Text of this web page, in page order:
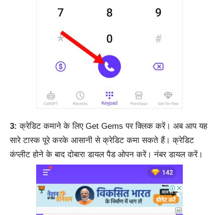
3: क्रेडिट कमाने के लिए Get Gems पर क्लिक करें। अब आप यह
सारे टास्क पूरे करके आसानी से क्रेडिट कमा सकते हैं। क्रेडिट
कंप्लीट होने के बाद दोबारा डायल पैड ओपन करें। नंबर डायल करें।